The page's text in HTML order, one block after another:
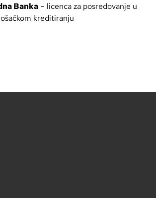
Banka – licenca za posredovanje u
kreditiranju